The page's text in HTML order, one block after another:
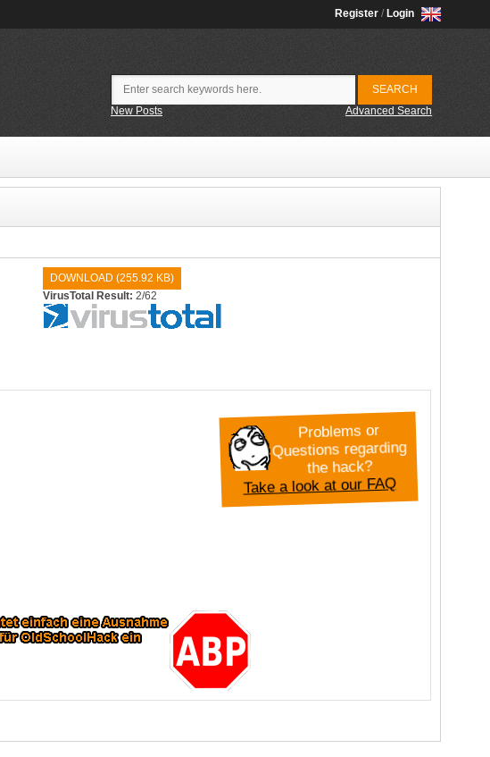
Register / Login
New Posts Advanced Search
DOWNLOAD (255.92 KB)
VirusTotal Result: 2/62
Problems or
Questions regarding
the hack?
Take a look at our FAQ